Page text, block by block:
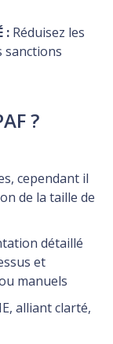
: Réduisez les
sanctions
?
cependant il
de la taille de
détaillé
et
manuels
alliant clarté,